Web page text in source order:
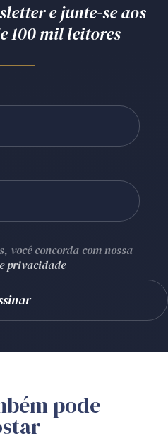
e junte-se aos
100 mil leitores
você concorda com nossa
privacidade
pode